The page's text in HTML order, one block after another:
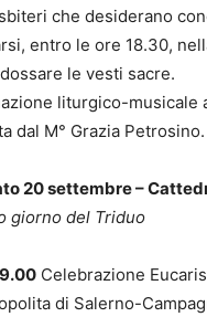
che desiderano
entro le ore 18.30,
le vesti sacre.
liturgico-musicale
dal M° Grazia Petrosino.
20 settembre –
giorno del Triduo
Celebrazione
di Salerno-